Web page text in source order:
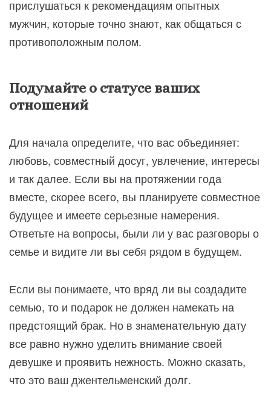
прислушаться к рекомендациям опытных
мужчин, которые точно знают, как общаться с
противоположным полом.
Подумайте о статусе ваших
отношений
Для начала определите, что вас объединяет:
любовь, совместный досуг, увлечение, интересы
и так далее. Если вы на протяжении года
вместе, скорее всего, вы планируете совместное
будущее и имеете серьезные намерения.
Ответьте на вопросы, были ли у вас разговоры о
семье и видите ли вы себя рядом в будущем.
Если вы понимаете, что вряд ли вы создадите
семью, то и подарок не должен намекать на
предстоящий брак. Но в знаменательную дату
все равно нужно уделить внимание своей
девушке и проявить нежность. Можно сказать,
что это ваш джентельменский долг.